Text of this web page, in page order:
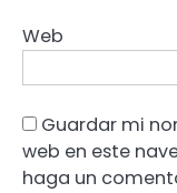
Web
Guardar mi
web en este
haga un